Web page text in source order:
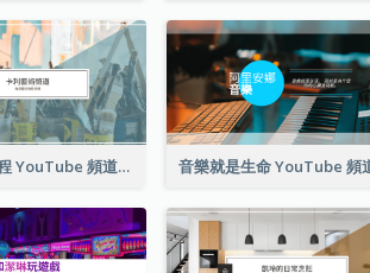
每日藝術教程 YouTube 頻道圖片